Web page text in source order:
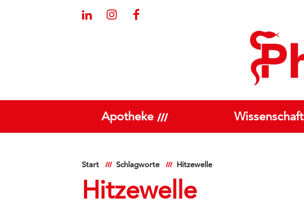
Apotheke Wissenschaft
Start Schlagworte Hitzewelle
Hitzewelle